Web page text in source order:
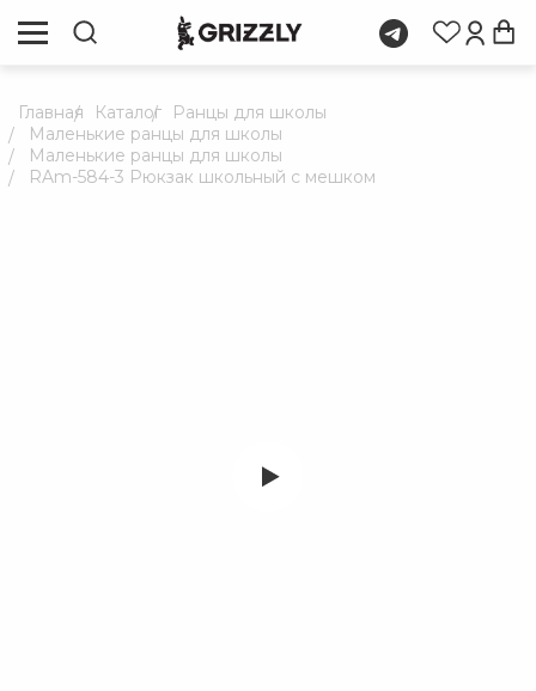
Главная Каталог
Ранцы для школы
Маленькие ранцы для школы
Маленькие ранцы для школы
RAm-584-3 Рюкзак школьный с мешком